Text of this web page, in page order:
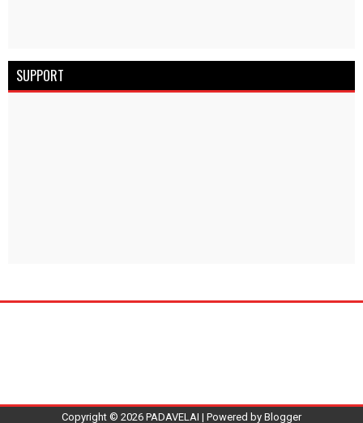
SUPPORT
Copyright © 2026 PADAVELAI | Powered by Blogger